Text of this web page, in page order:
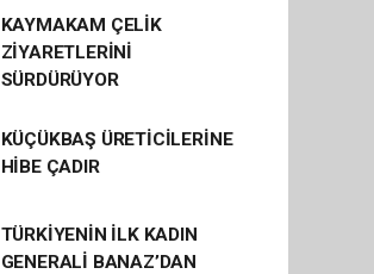
KAYMAKAM ÇELİK
ZİYARETLERİNİ
SÜRDÜRÜYOR
KÜÇÜKBAŞ ÜRETİCİLERİNE
HİBE ÇADIR
TÜRKİYENİN İLK KADIN
GENERALİ BANAZ’DAN